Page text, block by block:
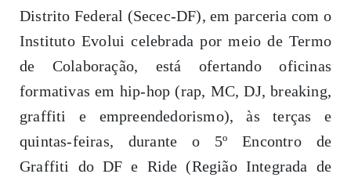
Distrito Federal (Secec-DF), em parceria com o
Instituto Evolui celebrada por meio de Termo
de Colaboração, está ofertando oficinas
formativas em hip-hop (rap, MC, DJ, breaking,
graffiti e empreendedorismo), às terças e
quintas-feiras, durante o 5º Encontro de
Graffiti do DF e Ride (Região Integrada de